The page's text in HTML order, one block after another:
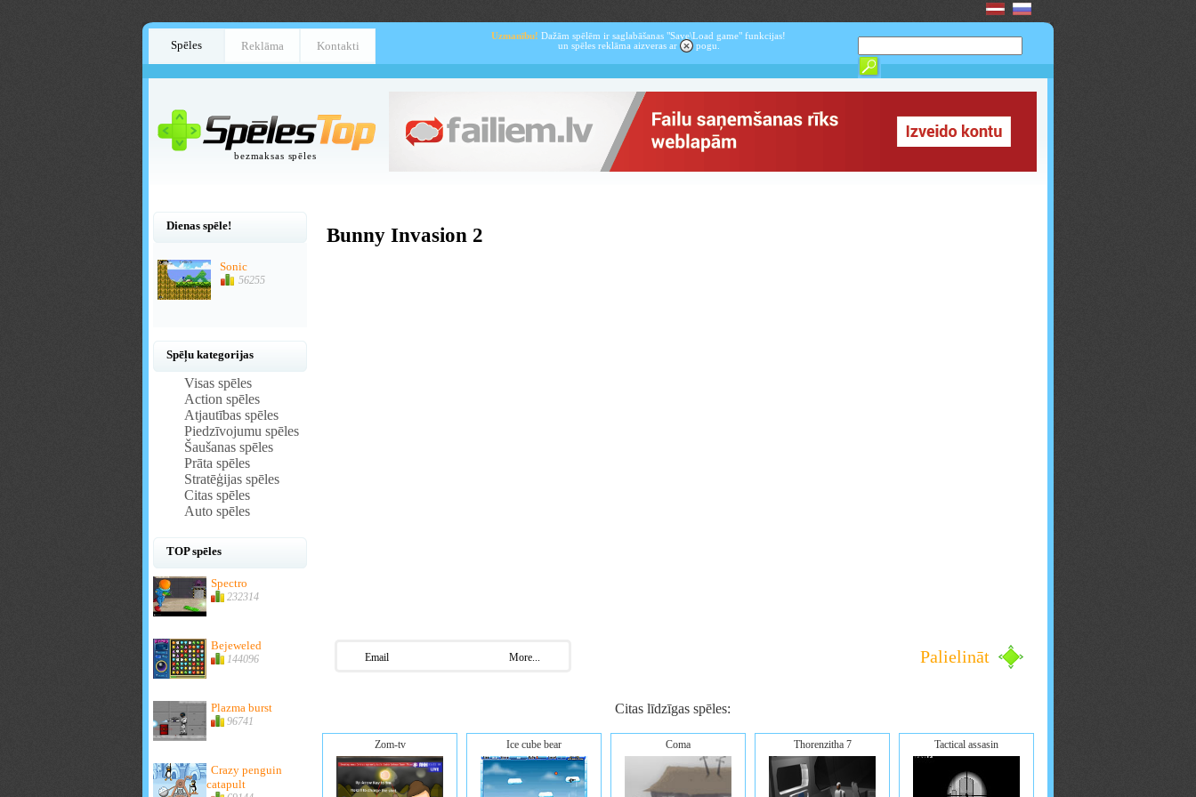
Spēles Reklāma Kontakti
Uzmanību! Dažām spēlēm ir saglabāšanas "Save\Load game" funkcijas!
un spēles reklāma aizveras ar
pogu.
bezmaksas spēles
Dienas spēle!
Sonic
56255
Spēļu kategorijas
Visas spēles
Action spēles
Atjautības spēles
Piedzīvojumu spēles
Šaušanas spēles
Prāta spēles
Stratēģijas spēles
Citas spēles
Auto spēles
TOP spēles
Spectro
232314
Bejeweled
144096
Plazma burst
96741
Crazy penguin
catapult
Bunny Invasion 2
Email More... Palielināt
Citas līdzīgas spēles:
Zom-tv Ice cube bear Coma Thorenzitha 7 Tactical assasin